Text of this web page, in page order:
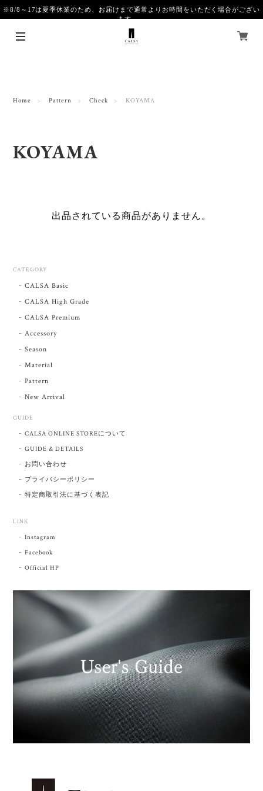
※8/8～17は夏季休業のため、お届けまで通常よりお時間をいただく場合がござい
ます。
Home Pattern Check KOYAMA
KOYAMA
出品されている商品がありません。
CATEGORY
CALSA Basic
CALSA High Grade
CALSA Premium
Accessory
Season
Material
Pattern
New Arrival
GUIDE
CALSA ONLINE STOREについて
GUIDE & DETAILS
お問い合わせ
プライバシーポリシー
特定商取引法に基づく表記
LINK
Instagram
Facebook
Official HP